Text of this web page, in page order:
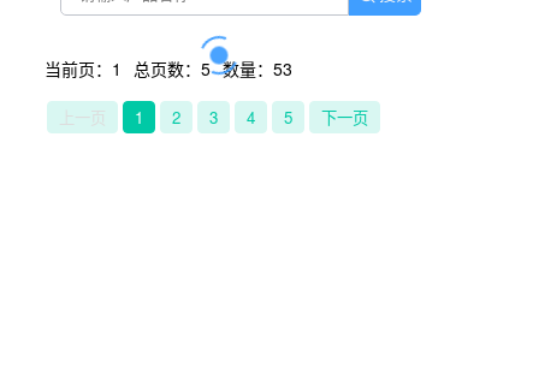
当前页：1 总页数：5 数量：53
上一页 1 2 3 4 5 下一页